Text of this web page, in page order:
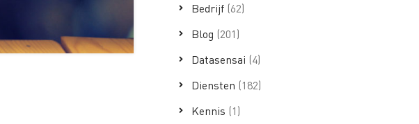
Bedrijf (62)
Blog (201)
Datasensai (4)
Diensten (182)
Kennis (1)